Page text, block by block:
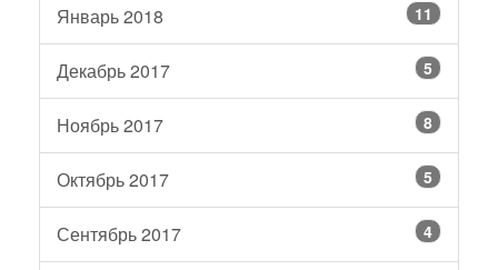
Январь 2018 11
Декабрь 2017 5
Ноябрь 2017 8
Октябрь 2017 5
Сентябрь 2017 4